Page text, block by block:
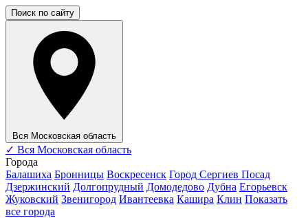
Поиск по сайту
Вся Московская область
✓ Вся Московская область
Города
Балашиха Бронницы Воскресенск Город Сергиев Посад
Дзержинский Долгопрудный Домодедово Дубна Егорьевск
Жуковский Звенигород Ивантеевка Кашира Клин Показать
все города